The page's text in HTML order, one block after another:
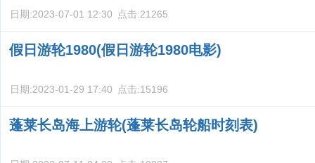
日期:2023-07-01 12:30 点击:21265
假日游轮1980(假日游轮1980电影)
日期:2023-01-29 17:40 点击:15196
蓬莱长岛海上游轮(蓬莱长岛轮船时刻表)